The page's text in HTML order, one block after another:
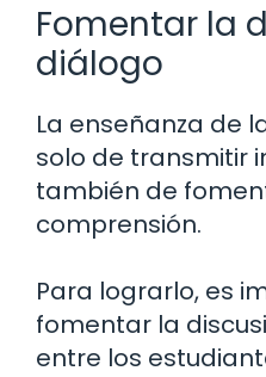
Fomentar la
diálogo
La enseñanza de
solo de transmitir
también de
comprensión.
Para lograrlo, es
fomentar la
entre los